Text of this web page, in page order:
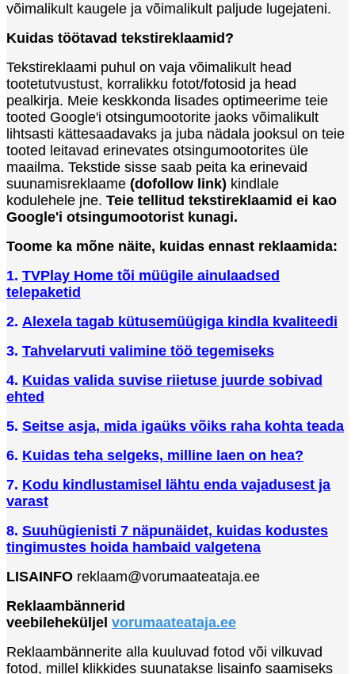
võimalikult kaugele ja võimalikult paljude lugejateni.
Kuidas töötavad tekstireklaamid?
Tekstireklaami puhul on vaja võimalikult head
tootetutvustust, korralikku fotot/fotosid ja head
pealkirja. Meie keskkonda lisades optimeerime teie
tooted Google'i otsingumootorite jaoks võimalikult
lihtsasti kättesaadavaks ja juba nädala jooksul on teie
tooted leitavad erinevates otsingumootorites üle
maailma. Tekstide sisse saab peita ka erinevaid
suunamisreklaame (dofollow link) kindlale
kodulehele jne. Teie tellitud tekstireklaamid ei kao
Google'i otsingumootorist kunagi.
Toome ka mõne näite, kuidas ennast reklaamida:
1. TVPlay Home tõi müügile ainulaadsed
telepaketid
2. Alexela tagab kütusemüügiga kindla kvaliteedi
3. Tahvelarvuti valimine töö tegemiseks
4. Kuidas valida suvise riietuse juurde sobivad
ehted
5. Seitse asja, mida igaüks võiks raha kohta teada
6. Kuidas teha selgeks, milline laen on hea?
7. Kodu kindlustamisel lähtu enda vajadusest ja
varast
8. Suuhügienisti 7 näpunäidet, kuidas kodustes
tingimustes hoida hambaid valgetena
LISAINFO reklaam@vorumaateataja.ee
Reklaambännerid
veebileheküljel vorumaateataja.ee
Reklaambännerite alla kuuluvad fotod või vilkuvad
fotod, millel klikkides suunatakse lisainfo saamiseks